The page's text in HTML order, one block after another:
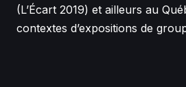
(L’Écart 2019) et ailleurs au
contextes d’expositions de